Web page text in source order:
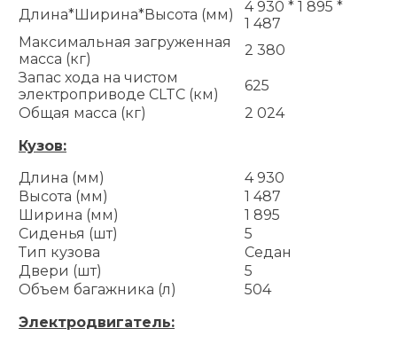
Длина*Ширина*Высота (мм)
4 930 * 1 895 *
1 487
Максимальная загруженная
масса (кг)
2 380
Запас хода на чистом
электроприводе CLTC (км)
625
Общая масса (кг)
2 024
Кузов:
Длина (мм)
4 930
Высота (мм)
1 487
Ширина (мм)
1 895
Сиденья (шт)
5
Тип кузова
Седан
Двери (шт)
5
Объем багажника (л)
504
Электродвигатель: